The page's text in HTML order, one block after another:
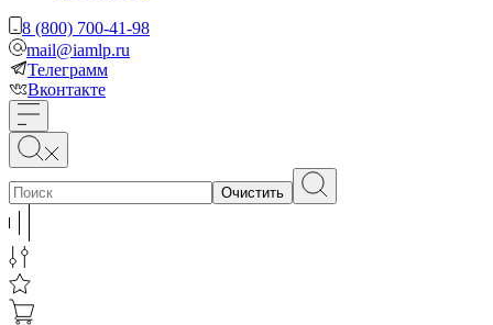
8 (800) 700-41-98
mail@iamlp.ru
Телеграмм
Вконтакте
Очистить